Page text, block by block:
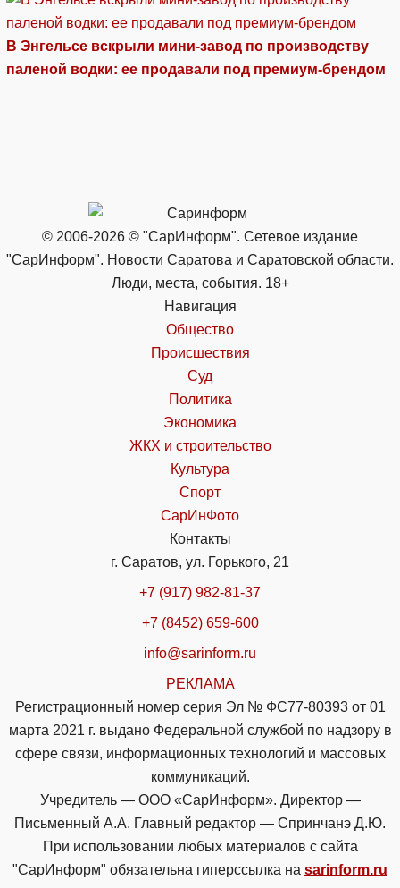
В Энгельсе вскрыли мини-завод по производству
паленой водки: ее продавали под премиум-брендом
© 2006-2026 © "СарИнформ". Сетевое издание
"СарИнформ". Новости Саратова и Саратовской области.
Люди, места, события. 18+
Навигация
Общество
Происшествия
Суд
Политика
Экономика
ЖКХ и строительство
Культура
Спорт
СарИнФото
Контакты
г. Саратов, ул. Горького, 21
+7 (917) 982-81-37
+7 (8452) 659-600
info@sarinform.ru
РЕКЛАМА
Регистрационный номер серия Эл № ФС77-80393 от 01
марта 2021 г. выдано Федеральной службой по надзору в
сфере связи, информационных технологий и массовых
коммуникаций.
Учредитель — ООО «СарИнформ». Директор —
Письменный А.А. Главный редактор — Спринчанэ Д.Ю.
При использовании любых материалов с сайта
"СарИнформ" обязательна гиперссылка на sarinform.ru